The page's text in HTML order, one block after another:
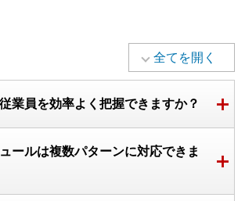
全てを開く
業員を効率よく把握できますか？
ールは複数パターンに対応できま